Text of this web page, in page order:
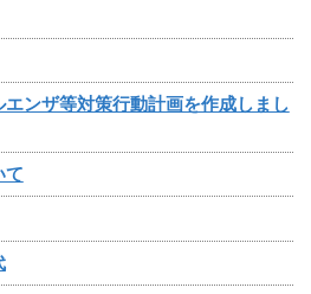
ンザ等対策行動計画を作成しまし
て